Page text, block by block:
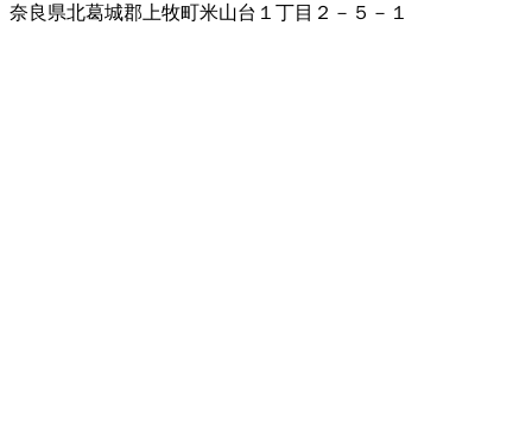
奈良県北葛城郡上牧町米山台１丁目２－５－１